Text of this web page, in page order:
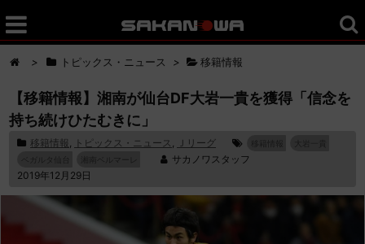
> トピックス・ニュース > 移籍情報
【移籍情報】湘南が仙台DF大岩一貴を獲得「信念を
持ち続けひたむきに」
移籍情報 , トピックス・ニュース , Ｊリーグ
サカノワスタッフ
2019年12月29日